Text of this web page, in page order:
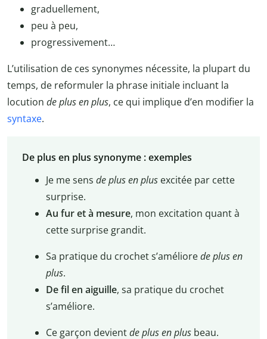
graduellement,
peu à peu,
progressivement…
L’utilisation de ces synonymes nécessite, la plupart du
temps, de reformuler la phrase initiale incluant la
locution de plus en plus, ce qui implique d’en modifier la
syntaxe.
De plus en plus synonyme : exemples
Je me sens de plus en plusexcitée par cette
surprise.
Au fur et à mesure, mon excitation quant à
cette surprise grandit.
Sa pratique du crochet s’améliorede plus en
plus.
De fil en aiguille, sa pratique du crochet
s’améliore.
Ce garçon devientde plus en plusbeau.